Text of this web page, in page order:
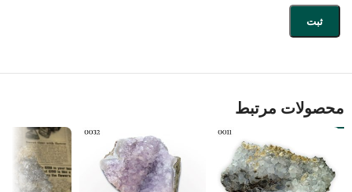
محصولات مرتبط